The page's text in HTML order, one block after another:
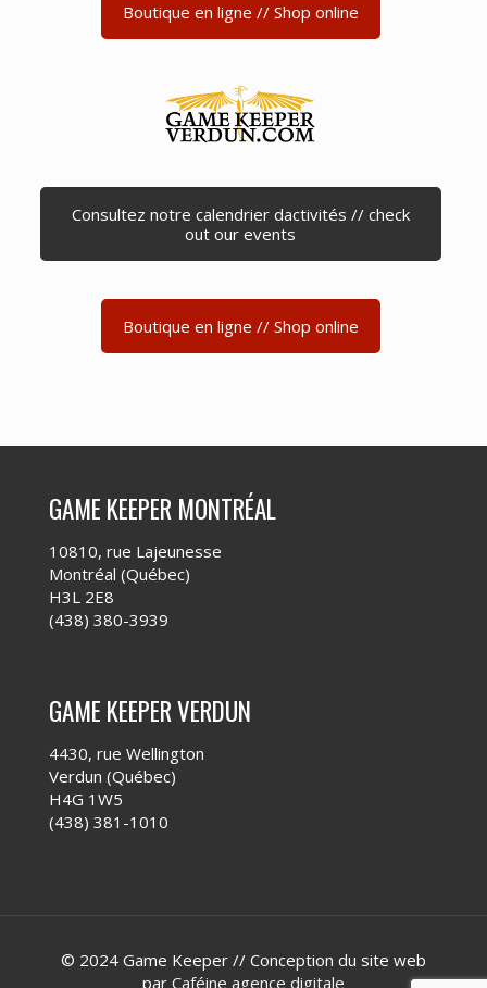
Boutique en ligne // Shop online
Consultez notre calendrier dactivités // check
out our events
Boutique en ligne // Shop online
GAME KEEPER MONTRÉAL
10810, rue Lajeunesse
Montréal (Québec)
H3L 2E8
(438) 380-3939
GAME KEEPER VERDUN
4430, rue Wellington
Verdun (Québec)
H4G 1W5
(438) 381-1010
© 2024 Game Keeper // Conception du site web
par Caféine agence digitale